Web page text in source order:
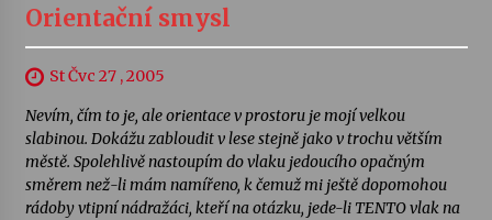
Orientační smysl
St Čvc 27 , 2005
Nevím, čím to je, ale orientace v prostoru je mojí velkou
slabinou. Dokážu zabloudit v lese stejně jako v trochu větším
městě. Spolehlivě nastoupím do vlaku jedoucího opačným
směrem než-li mám namířeno, k čemuž mi ještě dopomohou
rádoby vtipní nádražáci, kteří na otázku, jede-li TENTO vlak na